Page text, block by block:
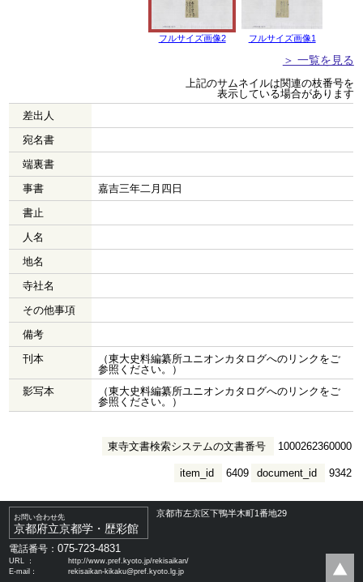
フルサイズ画像2 フルサイズ画像1
＞ 一覧を見る
上記のサムネイルは関連の枝番号を
表示している場合があります
差出人
宛名書
端裏書
事書
嘉吉三年二月四日
書止
人名
地名
寺社名
その他事項
備考
刊本
（東大史料編纂所ユニオンカタログへのリンクをご
参照ください。）
影写本
（東大史料編纂所ユニオンカタログへのリンクをご
参照ください。）
東寺文書検索システムの文書番号 1000262360000
document_id 9342
item_id 6409
お問い合わせ先
京都府立京都学・歴彩館
京都市左京区下鴨半木町1番地29
電話番号：075-723-4831
URL ：
http://www.pref.kyoto.jp/rekisaikan/
E-mail：
rekisaikan-kikaku@pref.kyoto.lg.jp